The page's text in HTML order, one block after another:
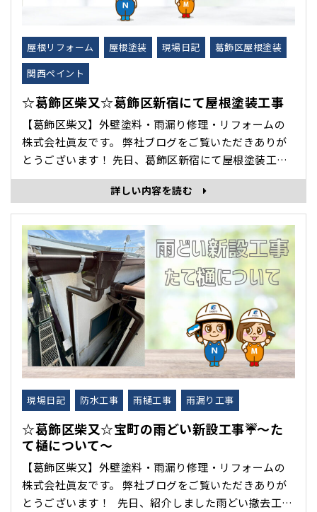
屋根リフォーム 屋根塗装 現場日記
葛飾区屋根塗装
関西ペイント
☆葛飾区柴又☆葛飾区新宿にて屋根塗装工事
【葛飾区柴又】外壁塗料・雨漏り修理・リフォームの
株式会社眞友です。 弊社ブログをご覧いただきありが
とうございます！ 先日、葛飾区新宿にて屋根塗装工事
をいたしましたので紹介します。 今回使用した塗料
は 関西ペイント アレスダイナミックルーフ 屋根を
強く、美しく守る、高性能塗料！ 「耐久性・防汚性・
美観性」に優れており、長く安心して使え･･･
詳しい内容を読む
現場日記 防水工事 雨樋工事 雨漏り工事
☆葛飾区柴又☆宝町の雨どい新設工事☔～た
て樋について～
【葛飾区柴又】外壁塗料・雨漏り修理・リフォームの
株式会社眞友です。 弊社ブログをご覧いただきありが
とうございます！ 先日、紹介しました雨どい撤去工事